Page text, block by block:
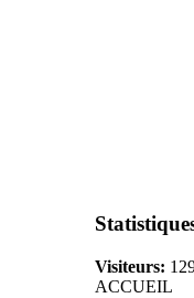
Visiteurs:
ACCUEIL